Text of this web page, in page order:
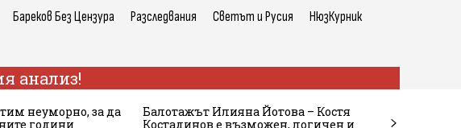
Бареков Без Цензура Разследвания Светът и Русия НюзКурник
анализ!
неуморно, за да
години
Балотажът Илияна Йотова – Костя
Костадинов е възможен, логичен и